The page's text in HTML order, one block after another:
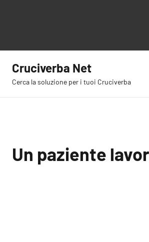
contenuto
Cruciverba Net
Cerca la soluzione per i tuoi Cruciverba
Un paziente